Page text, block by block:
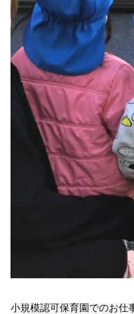
小規模認可保育園でのお仕